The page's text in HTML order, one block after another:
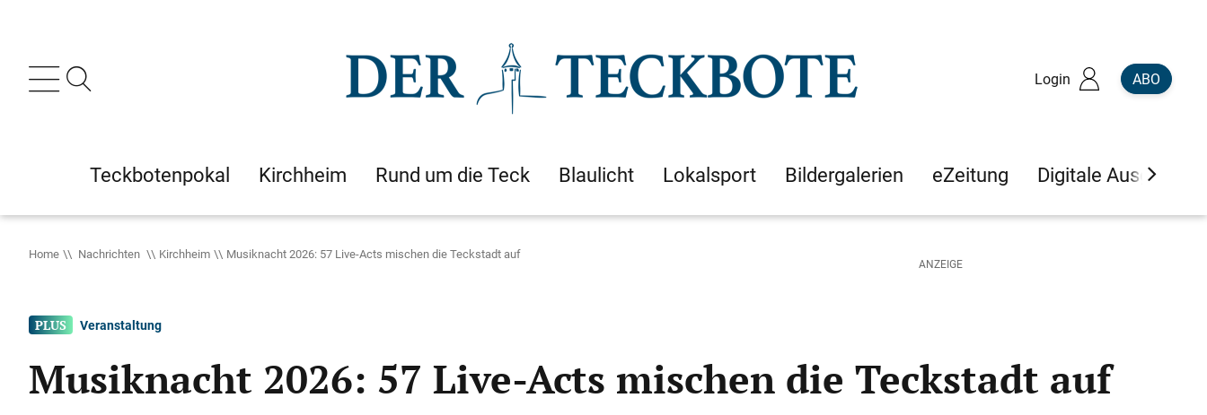
Login ABO
Teckbotenpokal Kirchheim Rund um die Teck Blaulicht Lokalsport Bildergalerien eZeitung Digitale Ausgaben
Home Nachrichten Kirchheim Musiknacht 2026: 57 Live-Acts mischen die Teckstadt auf
Veranstaltung
Musiknacht 2026: 57 Live-Acts mischen die Teckstadt auf